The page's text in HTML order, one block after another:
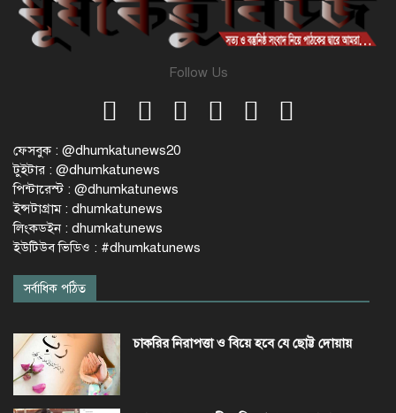
Follow Us
ফেসবুক : @dhumkatunews20
টুইটার : @dhumkatunews
পিন্টারেস্ট : @dhumkatunews
ইন্সটাগ্রাম : dhumkatunews
লিংকডইন : dhumkatunews
ইউটিউব ভিডিও : #dhumkatunews
সর্বাধিক পঠিত
চাকরির নিরাপত্তা ও বিয়ে হবে যে ছোট্ট দোয়ায়